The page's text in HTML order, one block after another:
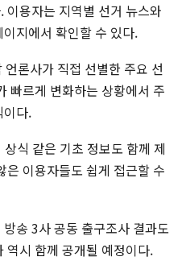
이용자는 지역별 선거 뉴스와
지에서 확인할 수 있다.
언론사가 직접 선별한 주요 선
빠르게 변화하는 상황에서 주
이다.
식 같은 기초 정보도 함께 제
이용자들도 쉽게 접근할 수
송 3사 공동 출구조사 결과도
역시 함께 공개될 예정이다.